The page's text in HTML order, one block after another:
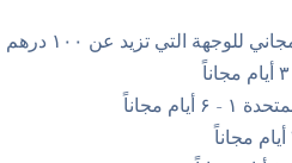
للوجهة التي تزيد عن ۱۰۰ درهم
أيام مجاناً